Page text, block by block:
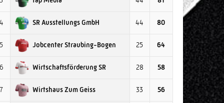
4 SR Ausstellungs GmbH 44 80
5 Jobcenter Straubing-Bogen 25 64
6 Wirtschaftsförderung SR 28 58
7 Wirtshaus Zum Geiss 33 56